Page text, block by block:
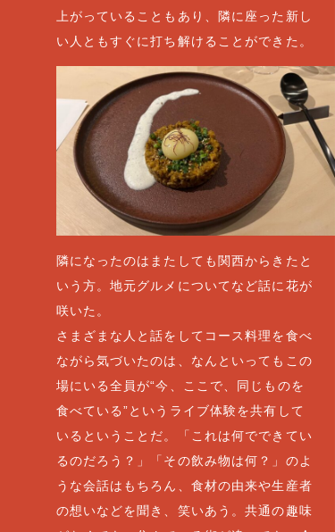
上がっていることもあり、隣に座った新し
い人ともすぐに打ち解けることができた。
隣になったのはまたしても関西からきたと
いう方。地元グルメについてなど話に花が
咲いた。
さまざまな人と話をしてコース料理を食べ
ながら気づいたのは、なんといってもこの
場にいる全員が“今、ここで、同じものを
食べている”というライブ体験を共有して
いるということだ。「これは何でできてい
るのだろう？」「その飲み物は何？」のよ
うな会話はもちろん、食材の由来や生産者
の想いなどを聞き、笑いあう。共通の趣味